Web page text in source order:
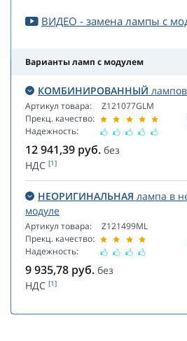
ВИДЕО - замена лампы с
Варианты ламп с модулем
КОМБИНИРОВАННЫЙ
Артикул товара:
Прекц. качество:
Надежность:
Z121077GLM
12 941,39 руб. без
НДС [1]
НЕОРИГИНАЛЬНАЯ лампа в
модуле
Артикул товара:
Прекц. качество:
Надежность:
Z121499ML
9 935,78 руб. без
НДС [1]